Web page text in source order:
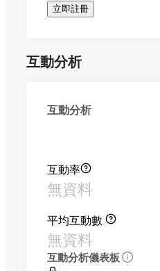
立即註冊
互動分析
互動分析
互動率
無資料
平均互動數
無資料
互動分析儀表板